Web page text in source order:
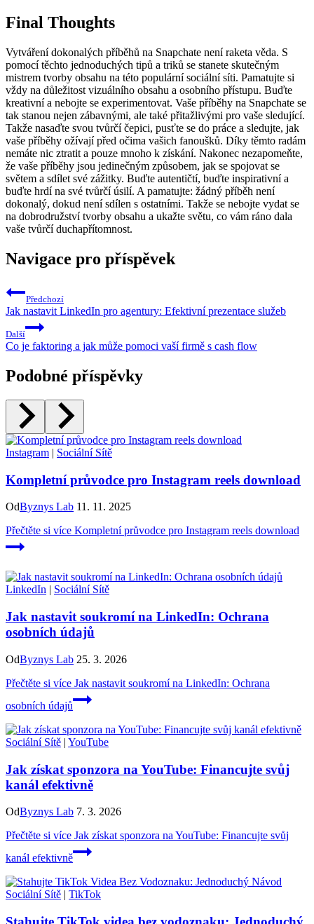
Final Thoughts
Vytváření dokonalých příběhů na Snapchate není raketa věda. S
pomocí těchto jednoduchých tipů a triků se stanete skutečným
mistrem tvorby obsahu na této populární sociální síti. Pamatujte si
vždy na důležitost vizuálního obsahu a osobního přístupu. Buďte
kreativní a nebojte se experimentovat. Vaše příběhy na Snapchate se
tak stanou nejen zábavnými, ale také přitažlivými pro vaše sledující.
Takže nasaďte svou tvůrčí čepici, pusťte se do práce a sledujte, jak
vaše příběhy ožívají před očima vašich fanoušků. Díky těmto radám
nemáte nic ztratit a pouze mnoho k získání. Nakonec nezapomeňte,
že vaše příběhy jsou jedinečným způsobem, jak se spojovat se
světem a sdílet své zážitky. Buďte autentičtí, buďte inspirativní a
buďte hrdí na své tvůrčí úsilí. A pamatujte: žádný příběh není
dokonalý, dokud není sdílen s ostatními. Takže se nebojte vydat se
na dobrodružství tvorby obsahu a ukažte světu, co vám ráno dala
vaše tvůrčí duchapřítomnost.
Navigace pro příspěvek
Předchozí
Jak nastavit LinkedIn pro agentury: Efektivní prezentace služeb
Další
Co je faktoring a jak může pomoci vaší firmě s cash flow
Podobné příspěvky
Instagram | Sociální Sítě
Kompletní průvodce pro Instagram reels download
OdByznys Lab 11. 11. 2025
Přečtěte si více Kompletní průvodce pro Instagram reels download
LinkedIn | Sociální Sítě
Jak nastavit soukromí na LinkedIn: Ochrana
osobních údajů
OdByznys Lab 25. 3. 2026
Přečtěte si více Jak nastavit soukromí na LinkedIn: Ochrana
osobních údajů
Sociální Sítě | YouTube
Jak získat sponzora na YouTube: Financujte svůj
kanál efektivně
OdByznys Lab 7. 3. 2026
Přečtěte si více Jak získat sponzora na YouTube: Financujte svůj
kanál efektivně
Sociální Sítě | TikTok